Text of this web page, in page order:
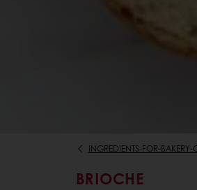
INGREDIENTS-FOR-BAKERY-
BRIOCHE